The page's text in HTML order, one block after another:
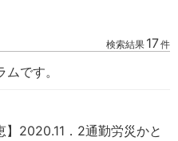
検索結果 17件
です。
2020.11．2通勤労災かと